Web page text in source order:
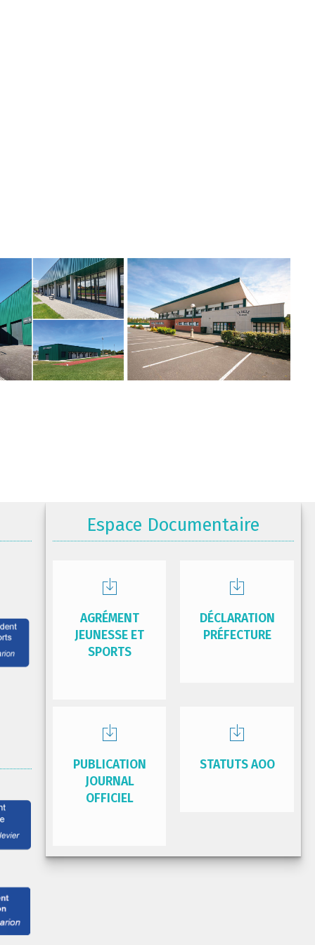
Espace Documentaire
AGRÉMENT
JEUNESSE ET
SPORTS
DÉCLARATION
PRÉFECTURE
PUBLICATION
JOURNAL
OFFICIEL
STATUTS AOO